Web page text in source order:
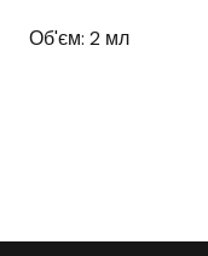
Об'єм: 2 мл